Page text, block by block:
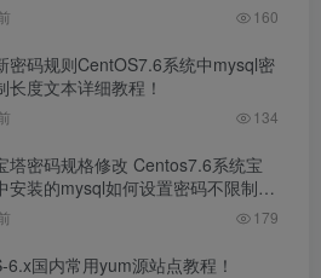
160
密码规则CentOS7.6系统中mysql密
长度文本详细教程！
134
塔密码规格修改 Centos7.6系统宝
安装的mysql如何设置密码不限制长
教程！！
179
6.x国内常用yum源站点教程！